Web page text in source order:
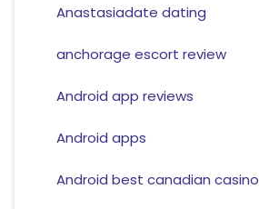
Anastasiadate dating
anchorage escort review
Android app reviews
Android apps
Android best canadian casino